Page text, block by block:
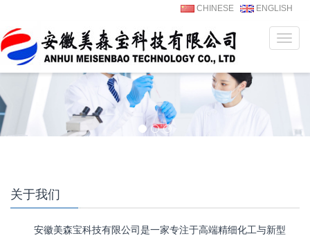
CHINESE ENGLISH
菜
单
关于我们
安徽美森宝科技有限公司是一家专注于高端精细化工与新型